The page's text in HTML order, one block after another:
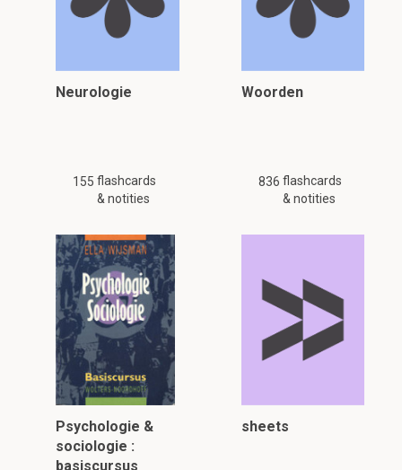
Neurologie
155 flashcards
& notities
Woorden
836 flashcards
& notities
Psychologie &
sociologie :
basiscursus
sheets